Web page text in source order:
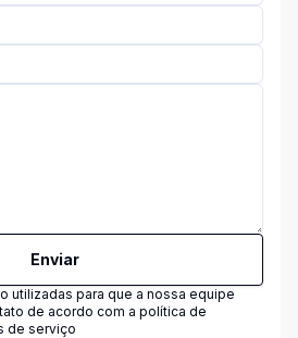
Enviar
utilizadas para que a nossa equipe
de acordo com a política de
de serviço